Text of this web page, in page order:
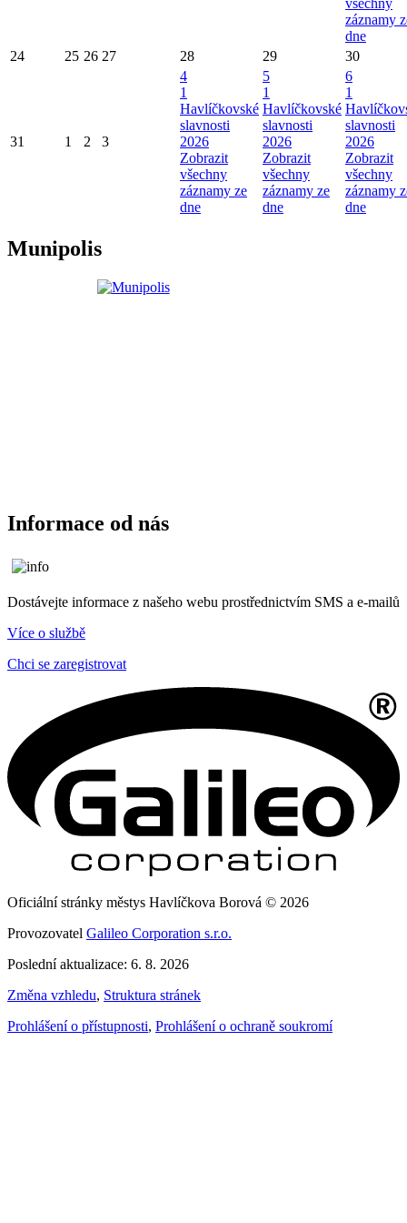
všechny
záznamy
dne
24
25 26 27 28 29 30
31 1 2 3
4
1
Havlíčkovské
slavnosti
2026
Zobrazit
všechny
záznamy ze
dne
5
1
Havlíčkovské
slavnosti
2026
Zobrazit
všechny
záznamy ze
dne
6
1
slavnosti
2026
Zobrazit
všechny
záznamy
dne
Munipolis
Informace od nás
Dostávejte informace z našeho webu prostřednictvím SMS a e-mailů
Více o službě
Chci se zaregistrovat
Oficiální stránky městys Havlíčkova Borová © 2026
Provozovatel Galileo Corporation s.r.o.
Poslední aktualizace: 6. 8. 2026
Změna vzhledu, Struktura stránek
Prohlášení o přístupnosti, Prohlášení o ochraně soukromí